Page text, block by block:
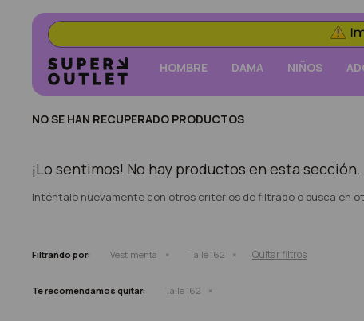
HOMBRE DAMA NIÑOS
NO SE HAN RECUPERADO PRODUCTOS
¡Lo sentimos! No hay productos en esta sección.
Inténtalo nuevamente con otros criterios de filtrado o busca en
Filtrando por: Vestimenta Talle 162 Quitar filtros
Te recomendamos quitar: Talle 162